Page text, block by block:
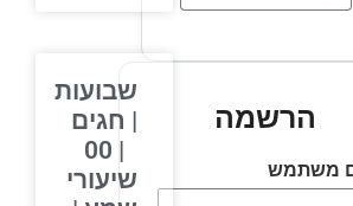
הרשמה
שבועות
| חגים
| 00
שיעורי